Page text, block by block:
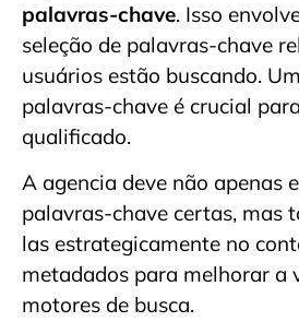
palavras-chave. Isso
seleção de palavras-chave
usuários estão buscando.
palavras-chave é crucial
qualificado.
A agencia deve não apenas
palavras-chave certas, mas
las estrategicamente no
metadados para melhorar a
motores de busca.